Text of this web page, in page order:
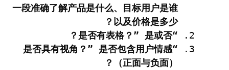
一段准确了解产品是什么、目标用户是谁
以及价格是多少？
“是否有表格？”
是或否？
“是否具有视角？”
是否包含用户情感
（正面与负面）？